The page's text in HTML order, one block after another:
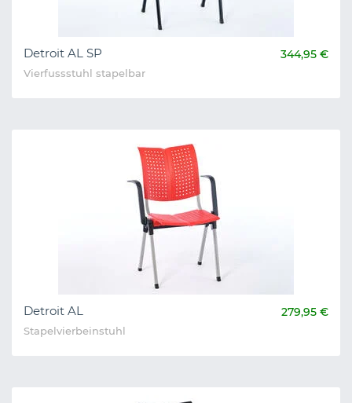
Detroit AL SP 344,95 €
Vierfussstuhl stapelbar
Detroit AL 279,95 €
Stapelvierbeinstuhl